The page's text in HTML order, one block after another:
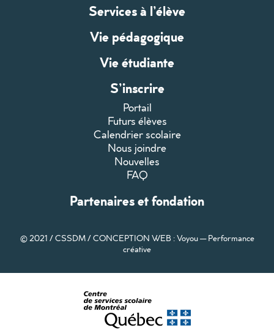
Services à l’élève
Vie pédagogique
Vie étudiante
S’inscrire
Portail
Futurs élèves
Calendrier scolaire
Nous joindre
Nouvelles
FAQ
Partenaires et fondation
© 2021 / CSSDM /CONCEPTION WEB : Voyou — Performance
créative